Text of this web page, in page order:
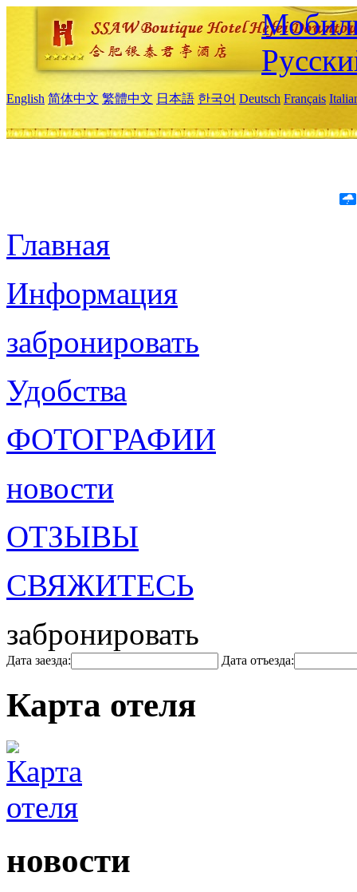
English 简体中文 繁體中文 日本語 한국어 Deutsch Français
Главная
Информация
забронировать
Удобства
ФОТОГРАФИИ
новости
ОТЗЫВЫ
СВЯЖИТЕСЬ
забронировать
Дата заезда: Дата отъезда:
Карта отеля
новости